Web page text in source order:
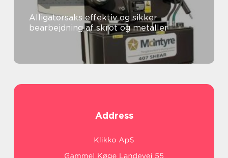
Alligatorsaks effektiv og sikker
bearbejdning af skrot og metaller
Address